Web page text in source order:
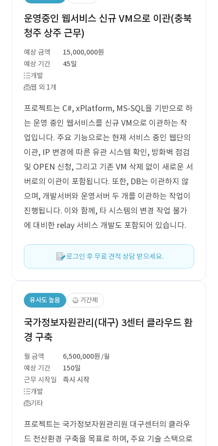
운영중인 웹서비스 신규 VM으로 이관(충북
청주 상주 근무)
예상 금액
15,000,000원
예상 기간
45일
개발
웹 외 1개
프로젝트는 C#, xPlatform, MS-SQL을 기반으로 하
는 운영 중인 웹서비스를 신규 VM으로 이관하는 작
업입니다. 주요 기능으로는 현재 서비스 중인 웹단의
이관, IP 변경에 따른 유관 시스템 확인, 방화벽 점검
및 OPEN 신청, 그리고 기존 VM 삭제 없이 새로운 서
버로의 이관이 포함됩니다. 또한, DB는 이관하지 않
으며, 개발서버와 운영서버 두 개를 이관하는 작업이
진행됩니다. 이와 함께, 타 시스템의 변경 작업 불가
에 대비한 relay 서비스 개발도 포함되어 있습니다.
로그인 후 무료 견적 상담 받으세요.
유사도 높음 기간제
국가정보자원관리(대구) 3센터 클라우드 환
경 구축
월 금액 6,500,000원 /월
예상 기간
150일
근무 시작일
즉시 시작
개발
기타
프로젝트는 국가정보자원관리원 대구센터의 클라우
드 전산환경 구축을 목표로 하며, 주요 기술 스택으로